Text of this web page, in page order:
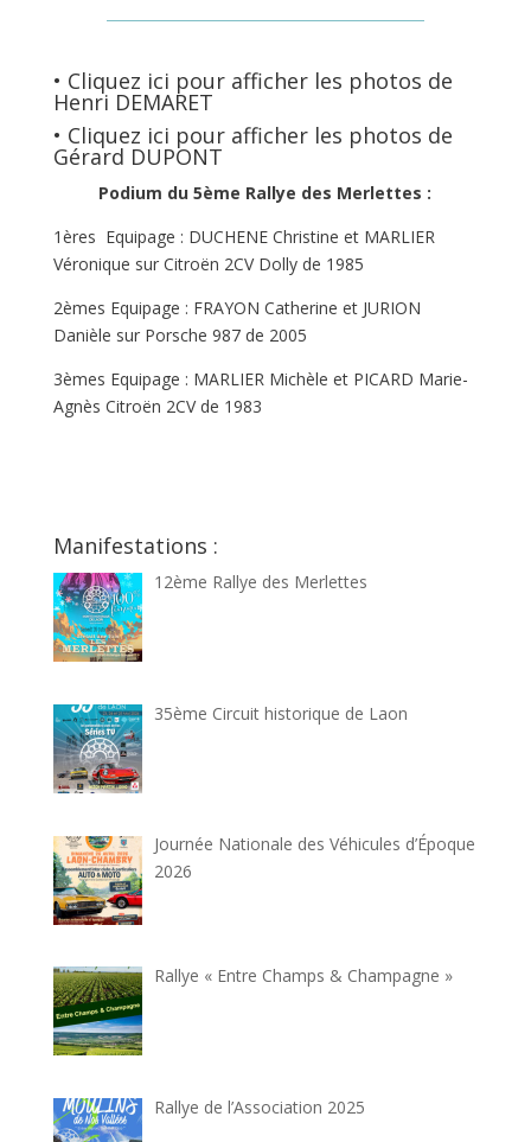
• Cliquez ici pour afficher les photos de
Henri DEMARET
• Cliquez ici pour afficher les photos de
Gérard DUPONT
Podium du 5ème Rallye des Merlettes :
1ères Equipage : DUCHENE Christine et MARLIER
Véronique sur Citroën 2CV Dolly de 1985
2èmes Equipage : FRAYON Catherine et JURION
Danièle sur Porsche 987 de 2005
3èmes Equipage : MARLIER Michèle et PICARD Marie-
Agnès Citroën 2CV de 1983
Manifestations :
12ème Rallye des Merlettes
35ème Circuit historique de Laon
Journée Nationale des Véhicules d’Époque
2026
Rallye « Entre Champs & Champagne »
Rallye de l’Association 2025